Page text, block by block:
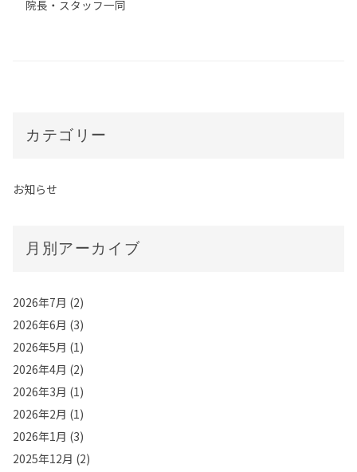
院長・スタッフ一同
カテゴリー
お知らせ
月別アーカイブ
2026年7月 (2)
2026年6月 (3)
2026年5月 (1)
2026年4月 (2)
2026年3月 (1)
2026年2月 (1)
2026年1月 (3)
2025年12月 (2)